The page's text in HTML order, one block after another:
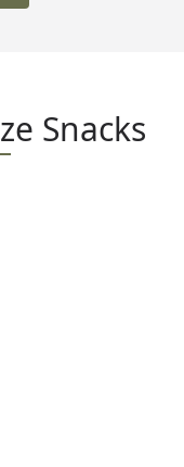
Snacks